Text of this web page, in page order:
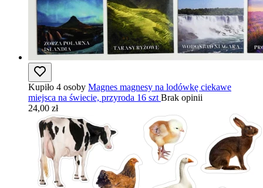
Kupiło 4 osoby Magnes magnesy na lodówkę ciekawe
miejsca na świecie, przyroda 16 szt Brak opinii
24,00 zł